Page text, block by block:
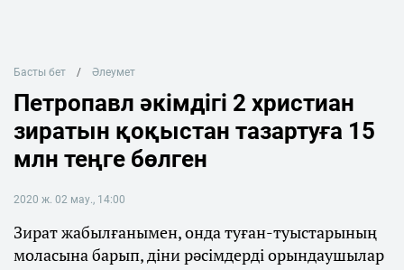
Басты бет Әлеумет
Петропавл әкімдігі 2 христиан
зиратын қоқыстан тазартуға 15
млн теңге бөлген
2020 ж. 02 мау., 14:00
Зират жабылғанымен, онда туған-туыстарының
моласына барып, діни рәсімдерді орындаушылар